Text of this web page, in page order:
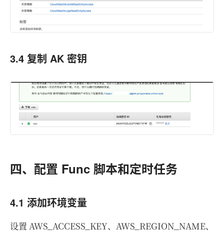
3.4 复制 AK 密钥
四、配置 Func 脚本和定时任务
4.1 添加环境变量
设置 AWS_ACCESS_KEY、AWS_REGION_NAME、